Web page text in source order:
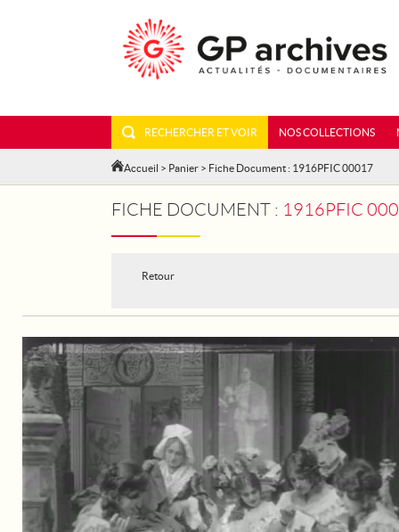
RECHERCHER ET VOIR NOS COLLECTIONS
Accueil > Panier > Fiche Document : 1916PFIC 00017
FICHE DOCUMENT : 1916PFIC
Retour